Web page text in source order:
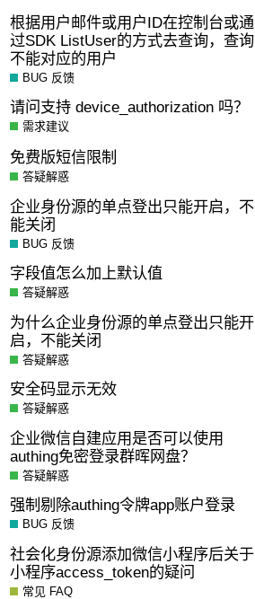
根据用户邮件或用户ID在控制台或通
过SDK ListUser的方式去查询，查询
不能对应的用户
BUG 反馈
请问支持 device_authorization 吗？
需求建议
免费版短信限制
答疑解惑
企业身份源的单点登出只能开启，不
能关闭
BUG 反馈
字段值怎么加上默认值
答疑解惑
为什么企业身份源的单点登出只能开
启，不能关闭
答疑解惑
安全码显示无效
答疑解惑
企业微信自建应用是否可以使用
authing免密登录群晖网盘？
答疑解惑
强制剔除authing令牌app账户登录
BUG 反馈
社会化身份源添加微信小程序后关于
小程序access_token的疑问
常见 FAQ